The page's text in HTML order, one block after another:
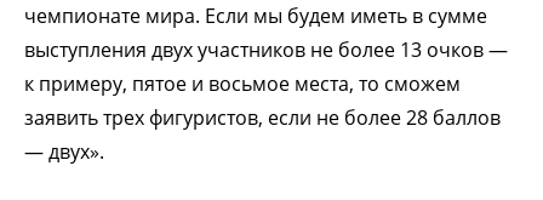
чемпионате мира. Если мы будем иметь в сумме
выступления двух участников не более 13 очков —
к примеру, пятое и восьмое места, то сможем
заявить трех фигуристов, если не более 28 баллов
— двух».